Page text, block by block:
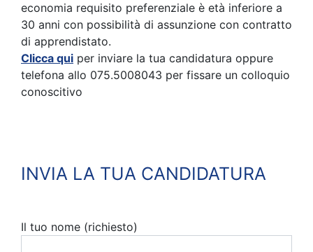
economia requisito preferenziale è età inferiore a
30 anni con possibilità di assunzione con contratto
di apprendistato.
Clicca qui per inviare la tua candidatura oppure
telefona allo 075.5008043 per fissare un colloquio
conoscitivo
INVIA LA TUA CANDIDATURA
Il tuo nome (richiesto)